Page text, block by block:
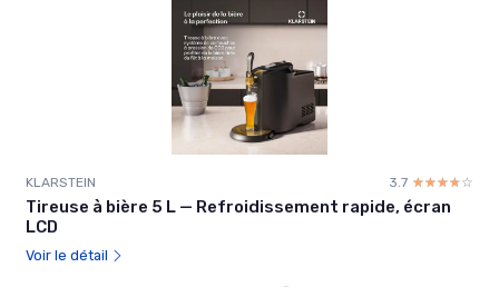
KLARSTEIN 3.7 ☆☆☆☆☆
★★★★★
Tireuse à bière 5 L — Refroidissement rapide, écran
LCD
Voir le détail